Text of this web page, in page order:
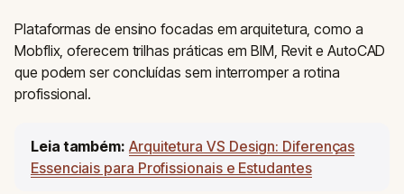
Plataformas de ensino focadas em arquitetura, como a
Mobflix, oferecem trilhas práticas em BIM, Revit e AutoCAD
que podem ser concluídas sem interromper a rotina
profissional.
Leia também: Arquitetura VS Design: Diferenças
Essenciais para Profissionais e Estudantes